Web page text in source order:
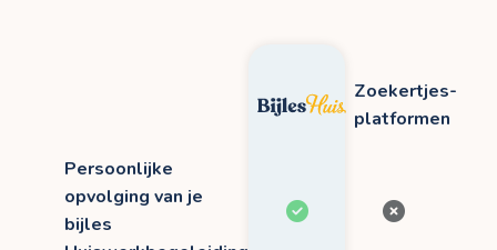
Zoekertjes-
platformen
Persoonlijke
opvolging van je
bijles